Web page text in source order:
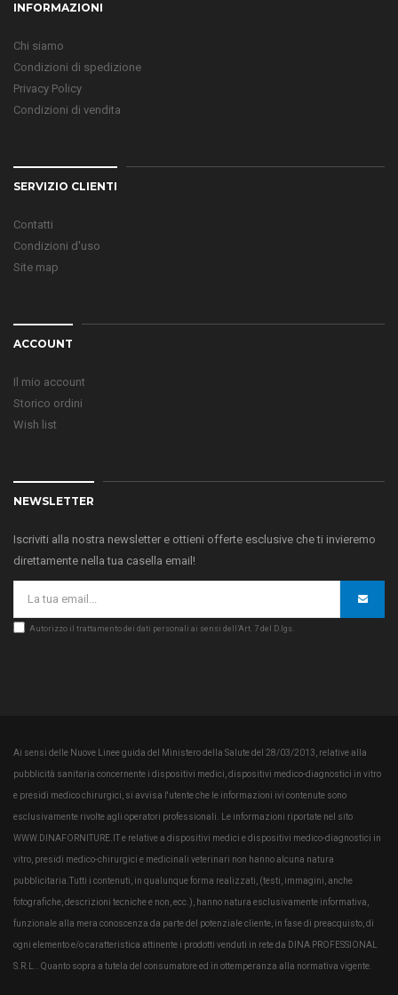
INFORMAZIONI
Chi siamo
Condizioni di spedizione
Privacy Policy
Condizioni di vendita
SERVIZIO CLIENTI
Contatti
Condizioni d'uso
Site map
ACCOUNT
Il mio account
Storico ordini
Wish list
NEWSLETTER
Iscriviti alla nostra newsletter e ottieni offerte esclusive che ti invieremo
direttamente nella tua casella email!
Autorizzo il trattamento dei dati personali ai sensi dell’Art. 7 del D.lgs.
Ai sensi delle Nuove Linee guida del Ministero della Salute del 28/03/2013, relative alla
pubblicità sanitaria concernente i dispositivi medici, dispositivi medico-diagnostici in vitro
e presidi medico chirurgici, si avvisa l'utente che le informazioni ivi contenute sono
esclusivamente rivolte agli operatori professionali. Le informazioni riportate nel sito
WWW.DINAFORNITURE.IT e relative a dispositivi medici e dispositivi medico-diagnostici in
vitro, presidi medico-chirurgici e medicinali veterinari non hanno alcuna natura
pubblicitaria.Tutti i contenuti, in qualunque forma realizzati, (testi, immagini, anche
fotografiche, descrizioni tecniche e non, ecc.), hanno natura esclusivamente informativa,
funzionale alla mera conoscenza da parte del potenziale cliente, in fase di preacquisto, di
ogni elemento e/o caratteristica attinente i prodotti venduti in rete da DINA PROFESSIONAL
S.R.L.. Quanto sopra a tutela del consumatore ed in ottemperanza alla normativa vigente.